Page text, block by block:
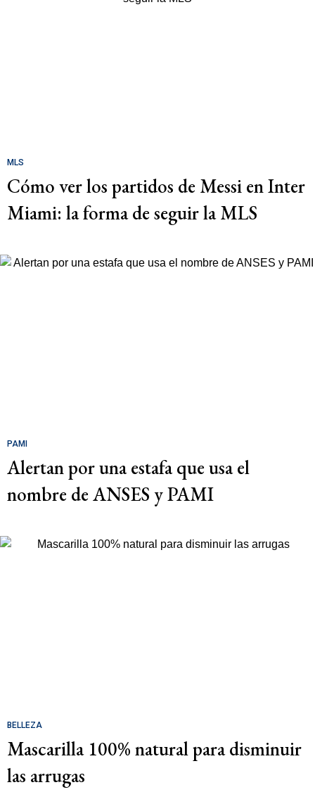
MLS
Cómo ver los partidos de Messi en Inter
Miami: la forma de seguir la MLS
PAMI
Alertan por una estafa que usa el
nombre de ANSES y PAMI
BELLEZA
Mascarilla 100% natural para disminuir
las arrugas